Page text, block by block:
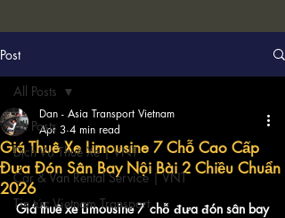
Post
All Posts
Dịch Vụ Thuê Xe | VNT
Car & Van Rental Service | VNT
Tin tức Vietnam Transport
All Posts
Giá Thuê Xe Limousine 7 Chỗ Cao Cấp
Đưa Đón Sân Bay Nội Bài 2 Chiều Chuẩn
2026
Dan - Asia Transport Vietnam
Apr 3 4 min read
Giá thuê xe Limousine 7 chỗ đưa đón sân bay